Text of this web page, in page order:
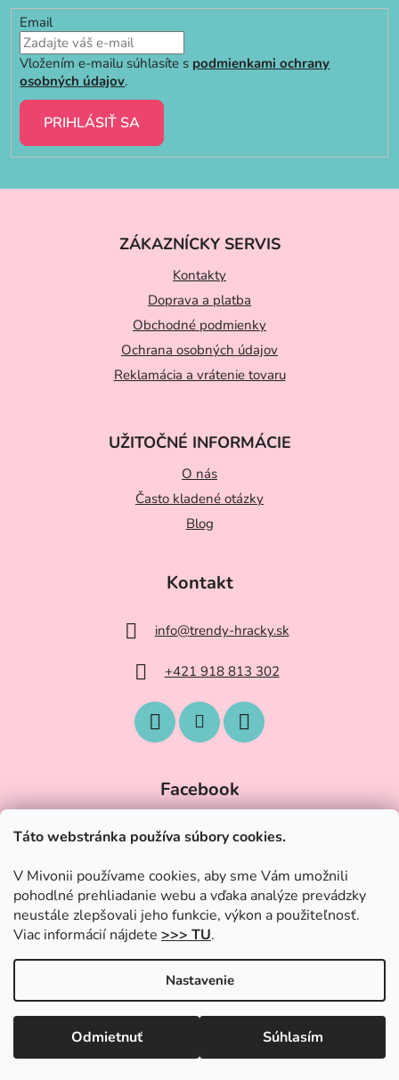
Táto webstránka používa súbory cookies.
V Mivonii používame cookies, aby sme Vám umožnili
pohodlné prehliadanie webu a vďaka analýze prevádzky
neustále zlepšovali jeho funkcie, výkon a použiteľnosť.
Viac informácií nájdete >>> TU.
Nastavenie
Odmietnuť Súhlasím
Email
Vložením e-mailu súhlasíte s podmienkami ochrany
osobných údajov.
PRIHLÁSIŤ SA
ZÁKAZNÍCKY SERVIS
Kontakty
Doprava a platba
Obchodné podmienky
Ochrana osobných údajov
Reklamácia a vrátenie tovaru
UŽITOČNÉ INFORMÁCIE
O nás
Často kladené otázky
Blog
Kontakt
info@trendy-hracky.sk
+421 918 813 302
Facebook
Copyright 2026Trendy-Hracky.sk
. Všetky práva vyhradené.
Upraviť nastavenie cookies